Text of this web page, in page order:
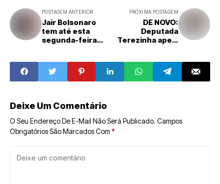
POSTAGEM ANTERIOR
Jair Bolsonaro
tem até esta
segunda-feira
STF
PRÓXIMA POSTAGEM
DE NOVO:
Deputada
Terezinha apela
para salvar
candidatura
Deixe Um Comentário
O Seu Endereço De E-Mail Não Será Publicado. Campos
Obrigatórios São Marcados Com *